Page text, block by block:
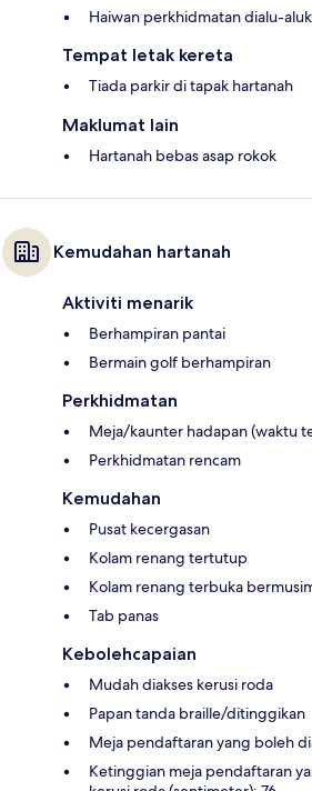
Haiwan perkhidmatan dialu-
Tempat letak kereta
Tiada parkir di tapak hartanah
Maklumat lain
Hartanah bebas asap rokok
Kemudahan hartanah
Aktiviti menarik
Berhampiran pantai
Bermain golf berhampiran
Perkhidmatan
Meja/kaunter hadapan (waktu
Perkhidmatan rencam
Kemudahan
Pusat kecergasan
Kolam renang tertutup
Kolam renang terbuka
Tab panas
Kebolehcapaian
Mudah diakses kerusi roda
Papan tanda braille/ditinggikan
Meja pendaftaran yang boleh
Ketinggian meja pendaftaran